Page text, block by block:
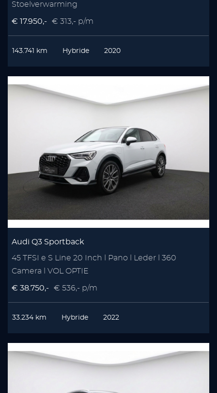
Stoelverwarming
€ 17.950,- € 313,- p/m
143.741 km Hybride 2020
Audi Q3 Sportback
45 TFSI e S Line 20 Inch l Pano l Leder l 360
Camera l VOL OPTIE
€ 38.750,- € 536,- p/m
33.234 km Hybride 2022